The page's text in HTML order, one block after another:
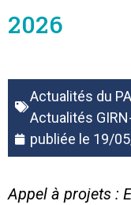
2026
Actualités du
Actualités
publiée le 19/
Appel à projets :